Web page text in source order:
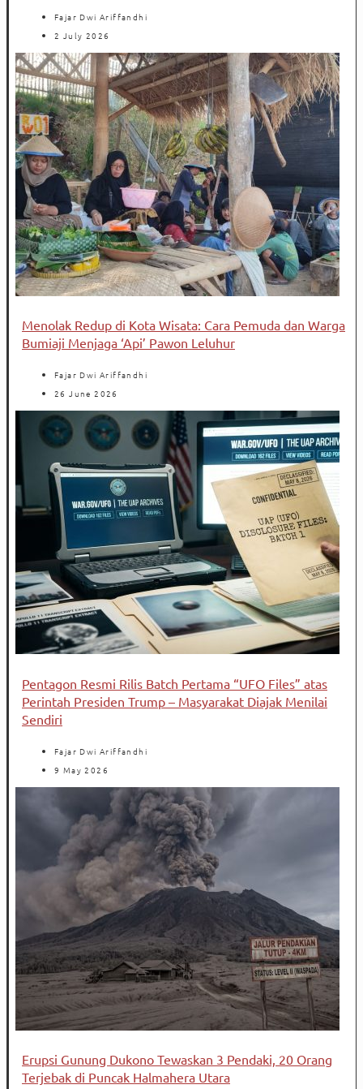
Fajar Dwi Ariffandhi
2 July 2026
Menolak Redup di Kota Wisata: Cara Pemuda dan Warga
Bumiaji Menjaga ‘Api’ Pawon Leluhur
Fajar Dwi Ariffandhi
26 June 2026
Pentagon Resmi Rilis Batch Pertama “UFO Files” atas
Perintah Presiden Trump – Masyarakat Diajak Menilai
Sendiri
Fajar Dwi Ariffandhi
9 May 2026
Erupsi Gunung Dukono Tewaskan 3 Pendaki, 20 Orang
Terjebak di Puncak Halmahera Utara